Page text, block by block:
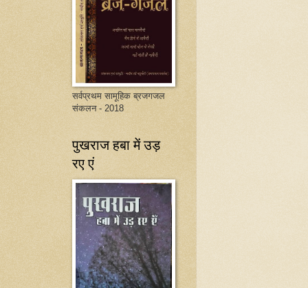
सर्वप्रथम सामूहिक ब्रजगजल
संकलन - 2018
पुखराज हबा में उड़
रए एं